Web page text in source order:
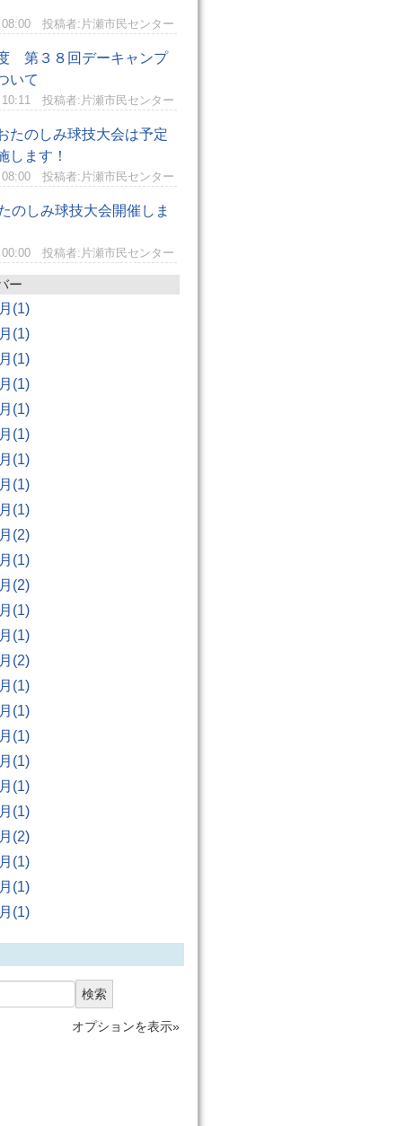
投稿者:片瀬市民センター
第３８回デーキャンプ
いて
投稿者:片瀬市民センター
たのしみ球技大会は予定
します！
投稿者:片瀬市民センター
のしみ球技大会開催しま
投稿者:片瀬市民センター
ー
(1)
(1)
(1)
(1)
(1)
(1)
(1)
(1)
(1)
(2)
(1)
(2)
(1)
(1)
(2)
(1)
(1)
(1)
(1)
(1)
(1)
(2)
(1)
(1)
(1)
検索
オプションを表示»